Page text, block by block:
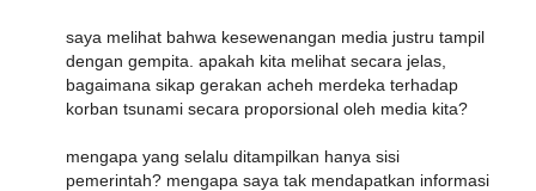
saya melihat bahwa kesewenangan media justru tampil
dengan gempita. apakah kita melihat secara jelas,
bagaimana sikap gerakan acheh merdeka terhadap
korban tsunami secara proporsional oleh media kita?
mengapa yang selalu ditampilkan hanya sisi
pemerintah? mengapa saya tak mendapatkan informasi